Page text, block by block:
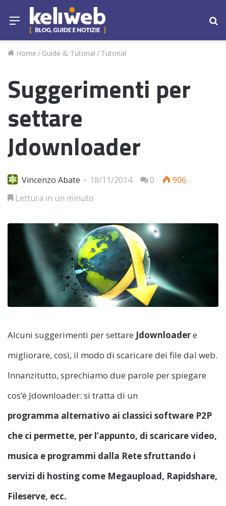
Menu
Home / Guide & Tutorial / Tutorial
Suggerimenti per
settare
Jdownloader
Vincenzo Abate 18/11/2014 0
906
Lettura in un minuto
Alcuni suggerimenti per settare Jdownloadere
migliorare, così, il modo di scaricare dei file dal web.
Innanzitutto, sprechiamo due parole per spiegare
cos’è Jdownloader: si tratta di un
programma alternativo ai classici software P2P
che ci permette, per l’appunto, di scaricare video,
musica e programmi dalla Rete sfruttando i
servizi di hosting come Megaupload, Rapidshare,
Fileserve, ecc.